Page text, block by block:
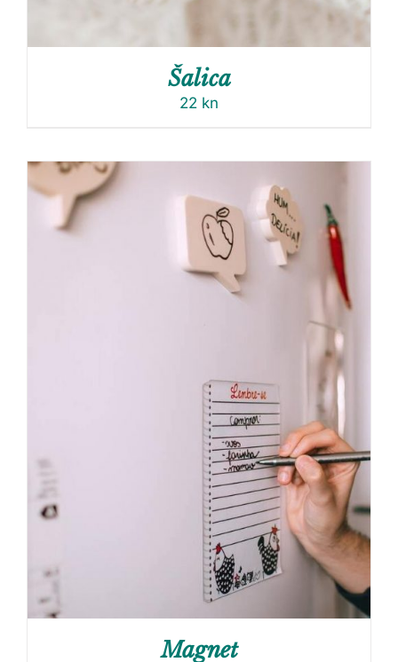
Šalica
22 kn
Magnet